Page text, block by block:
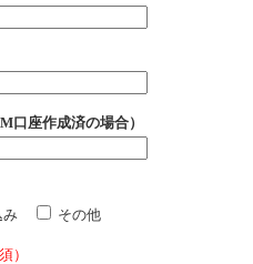
口座作成済の場合）
み その他
）